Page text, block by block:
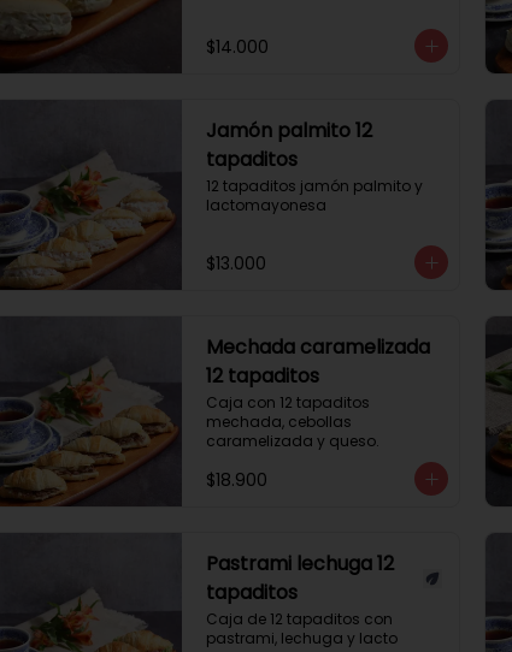
$14.000
Jamón palmito 12
tapaditos
12 tapaditos jamón palmito y
lactomayonesa
$13.000
Mechada caramelizada
12 tapaditos
Caja con 12 tapaditos
mechada, cebollas
caramelizada y queso.
$18.900
Pastrami lechuga 12
tapaditos
Caja de 12 tapaditos con
pastrami, lechuga y lacto